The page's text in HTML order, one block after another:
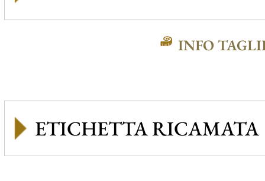
INFO
ETICHETTA RICAMATA